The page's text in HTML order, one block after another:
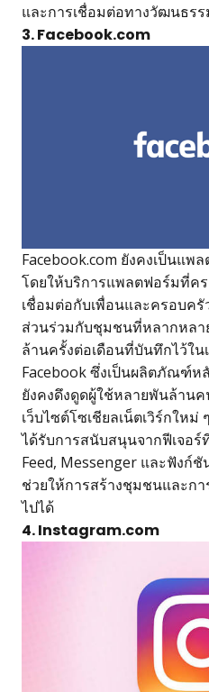
และการเชื่อมต่อทางวัฒนธรร
3. Facebook.com
Facebook.com ยังคงเป็นแ
โดยให้บริการแพลตฟอร์มที่ค
เชื่อมต่อกับเพื่อนและครอบค
ส่วนร่วมกับชุมชนที่หลากหลา
ล้านครั้งต่อเดือนที่บันทึกไว้ใน
Facebook ซึ่งเป็นผลิตภัณฑ์ห
ยังคงดึงดูดผู้ใช้หลายพันล้าน
เว็บไซต์โซเชียลเน็ตเวิร์กให
ได้รับการสนับสนุนจากฟีเจอ
Feed, Messenger และฟังก์
ช่วยให้การสร้างชุมชนและก
ไปได้
4. Instagram.com